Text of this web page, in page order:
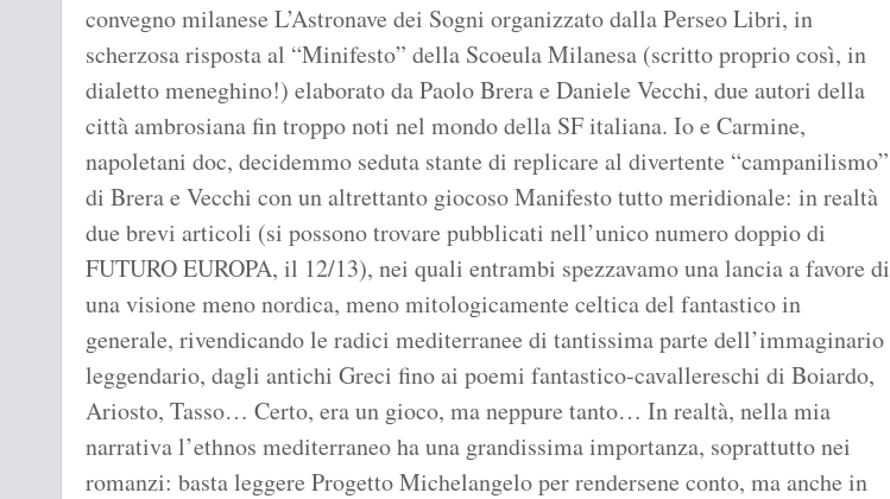
convegno milanese L’Astronave dei Sogni organizzato dalla Perseo Libri, in
scherzosa risposta al “Minifesto” della Scoeula Milanesa (scritto proprio così, in
dialetto meneghino!) elaborato da Paolo Brera e Daniele Vecchi, due autori della
città ambrosiana fin troppo noti nel mondo della SF italiana. Io e Carmine,
napoletani doc, decidemmo seduta stante di replicare al divertente “campanilismo”
di Brera e Vecchi con un altrettanto giocoso Manifesto tutto meridionale: in realtà
due brevi articoli (si possono trovare pubblicati nell’unico numero doppio di
FUTURO EUROPA, il 12/13), nei quali entrambi spezzavamo una lancia a favore di
una visione meno nordica, meno mitologicamente celtica del fantastico in
generale, rivendicando le radici mediterranee di tantissima parte dell’immaginario
leggendario, dagli antichi Greci fino ai poemi fantastico-cavallereschi di Boiardo,
Ariosto, Tasso… Certo, era un gioco, ma neppure tanto… In realtà, nella mia
narrativa l’ethnos mediterraneo ha una grandissima importanza, soprattutto nei
romanzi: basta leggere Progetto Michelangelo per rendersene conto, ma anche in